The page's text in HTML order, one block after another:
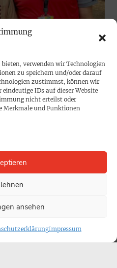
verwenden wir Technologien
zu speichern und/oder darauf
zustimmst, können wir
IDs auf dieser Website
nicht erteilst oder
Merkmale und Funktionen
ansehen
Impressum
Welt“
im Südsudan.
in der Region mit
Wie er dadurch sogar